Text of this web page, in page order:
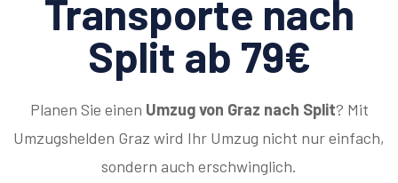
Transporte nach
Split ab 79€
Planen Sie einen Umzug von Graz nach Split? Mit
Umzugshelden Graz wird Ihr Umzug nicht nur einfach,
sondern auch erschwinglich.